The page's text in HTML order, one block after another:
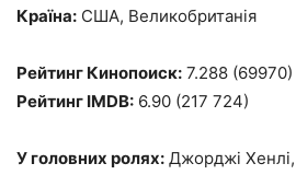
Країна: США, Великобританія
Рейтинг Кинопоиск: 7.288 (69970)
Рейтинг IMDB: 6.90 (217 724)
У головних ролях: Джорджі